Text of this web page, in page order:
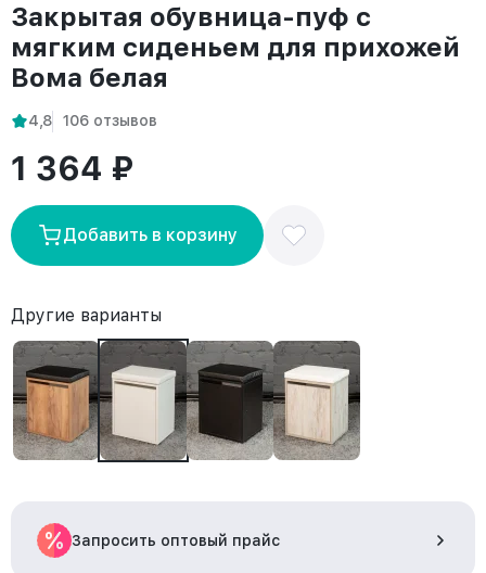
Закрытая обувница-пуф с
мягким сиденьем для прихожей
Вома белая
4,8 106 отзывов
1 364 ₽
Добавить в корзину
Другие варианты
Запросить оптовый прайс